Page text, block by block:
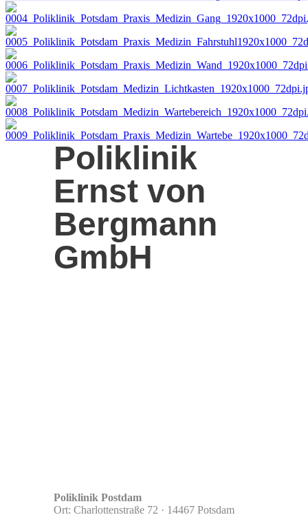
Poliklinik
Ernst von
Bergmann
GmbH
Poliklinik Postdam
Ort: Charlottenstraße 72 · 14467 Potsdam